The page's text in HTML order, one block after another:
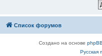
Список форумов
Создано на основе phpBB
Русская